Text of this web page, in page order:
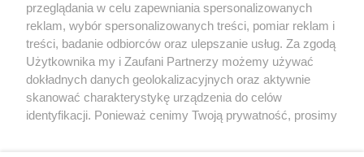
1 / 0
Nie zapomnij
zapoznać się z:
polityką prywatności regulamin korzystania z portali
Twojemiasto
Piekary Śląskie
Chorzów
Tarnowskie Góry
Skontakuj sięz nami
Kontakt
Wydawca
Redakcja
przeglądania w celu zapewniania spersonalizowanych
reklam, wybór spersonalizowanych treści, pomiar reklam i
treści, badanie odbiorców oraz ulepszanie usług. Za zgodą
Użytkownika my i Zaufani Partnerzy możemy używać
dokładnych danych geolokalizacyjnych oraz aktywnie
skanować charakterystykę urządzenia do celów
identyfikacji. Ponieważ cenimy Twoją prywatność, prosimy